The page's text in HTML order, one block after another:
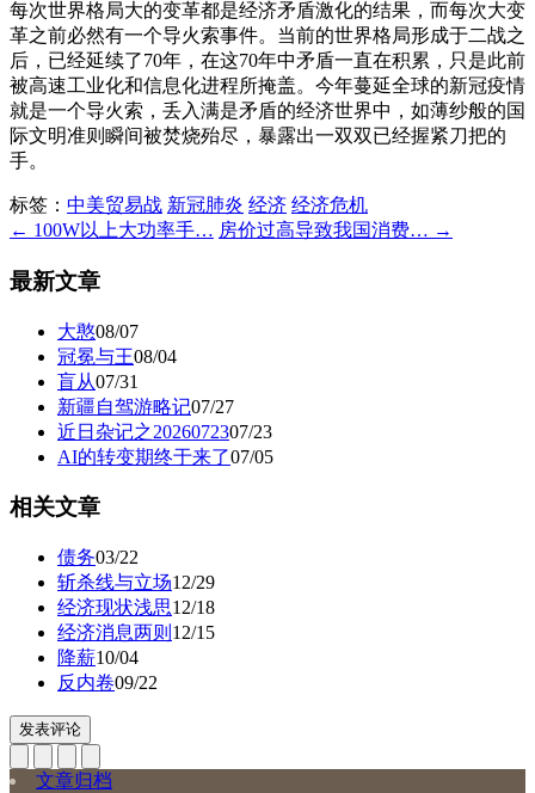
每次世界格局大的变革都是经济矛盾激化的结果，而每次大变
革之前必然有一个导火索事件。当前的世界格局形成于二战之
后，已经延续了70年，在这70年中矛盾一直在积累，只是此前
被高速工业化和信息化进程所掩盖。今年蔓延全球的新冠疫情
就是一个导火索，丢入满是矛盾的经济世界中，如薄纱般的国
际文明准则瞬间被焚烧殆尽，暴露出一双双已经握紧刀把的
手。
标签： 中美贸易战 新冠肺炎 经济 经济危机
← 100W以上大功率手… 房价过高导致我国消费… →
最新文章
大憨08/07
冠冕与王08/04
盲从07/31
新疆自驾游略记07/27
近日杂记之2026072307/23
AI的转变期终于来了07/05
相关文章
债务03/22
斩杀线与立场12/29
经济现状浅思12/18
经济消息两则 12/15
降薪10/04
反内卷09/22
发表评论
文章归档